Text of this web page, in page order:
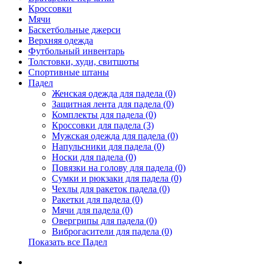
Кроссовки
Мячи
Баскетбольные джерси
Верхняя одежда
Футбольный инвентарь
Толстовки, худи, свитшоты
Спортивные штаны
Падел
Женская одежда для падела (0)
Защитная лента для падела (0)
Комплекты для падела (0)
Кроссовки для падела (3)
Мужская одежда для падела (0)
Напульсники для падела (0)
Носки для падела (0)
Повязки на голову для падела (0)
Сумки и рюкзаки для падела (0)
Чехлы для ракеток падела (0)
Ракетки для падела (0)
Мячи для падела (0)
Овергрипы для падела (0)
Виброгасители для падела (0)
Показать все Падел